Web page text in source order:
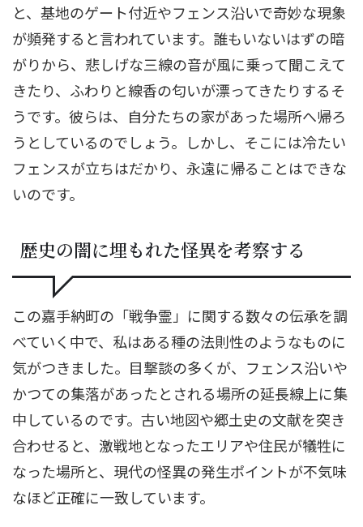
と、基地のゲート付近やフェンス沿いで奇妙な現象
が頻発すると言われています。誰もいないはずの暗
がりから、悲しげな三線の音が風に乗って聞こえて
きたり、ふわりと線香の匂いが漂ってきたりするそ
うです。彼らは、自分たちの家があった場所へ帰ろ
うとしているのでしょう。しかし、そこには冷たい
フェンスが立ちはだかり、永遠に帰ることはできな
いのです。
歴史の闇に埋もれた怪異を考察する
この嘉手納町の「戦争霊」に関する数々の伝承を調
べていく中で、私はある種の法則性のようなものに
気がつきました。目撃談の多くが、フェンス沿いや
かつての集落があったとされる場所の延長線上に集
中しているのです。古い地図や郷土史の文献を突き
合わせると、激戦地となったエリアや住民が犠牲に
なった場所と、現代の怪異の発生ポイントが不気味
なほど正確に一致しています。